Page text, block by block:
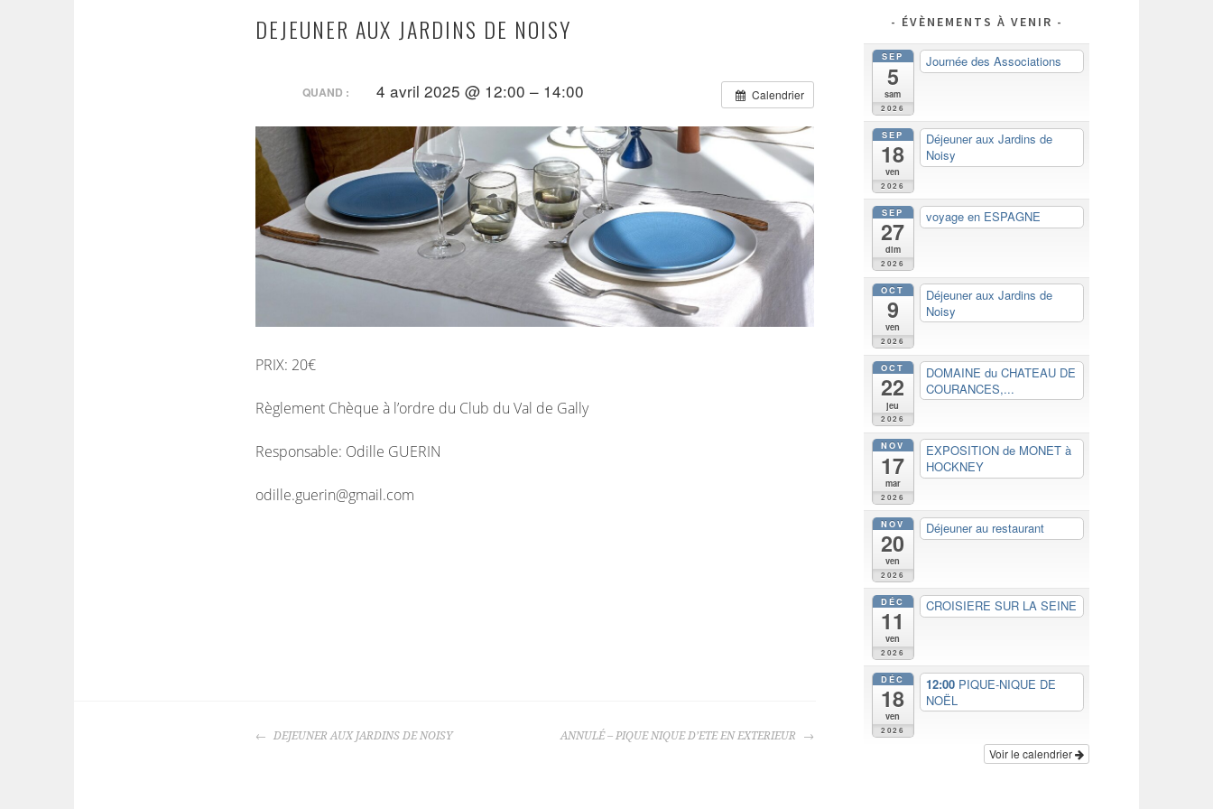
DEJEUNER AUX JARDINS DE NOISY
Calendrier
QUAND : 4 avril 2025 @ 12:00 – 14:00
PRIX: 20€
Règlement Chèque à l’ordre du Club du Val de Gally
Responsable: Odille GUERIN
odille.guerin@gmail.com
NAVIGATION
DEJEUNER AUX JARDINS DE NOISY ANNULÉ – PIQUE NIQUE D’ETE EN EXTERIEUR
ÉVÈNEMENTS À VENIR
SEP
5
sam
2026
Journée des Associations
SEP
18
ven
2026
Déjeuner aux Jardins de
Noisy
SEP
27
dim
2026
voyage en ESPAGNE
OCT
9
ven
2026
Déjeuner aux Jardins de
Noisy
OCT
22
jeu
2026
DOMAINE du CHATEAU DE
COURANCES,...
NOV
17
mar
2026
EXPOSITION de MONET à
HOCKNEY
NOV
20
ven
2026
Déjeuner au restaurant
DÉC
11
ven
2026
CROISIERE SUR LA SEINE
DÉC
18
ven
2026
12:00 PIQUE-NIQUE DE
NOËL
Voir le calendrier